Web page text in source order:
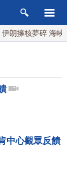
核夢碎 海峽即將
中心觀眾反饋